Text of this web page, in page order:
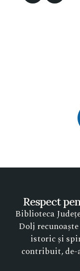
Respect
Biblioteca
Dolj
istoric și
contribuit,